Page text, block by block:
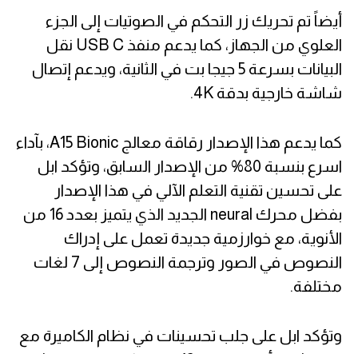
أيضاً تم تحريك زر التحكم في الصوتيات إلى الجزء
العلوي من الجهاز، كما يدعم منفذ USB C نقل
البيانات بسرعة 5 جيجا بت في الثانية، ويدعم إتصال
شاشة خارجية بدقة 4K.
كما يدعم هذا الإصدار رقاقة معالج A15 Bionic، بآداء
اسرع بنسبة 80% من الإصدار السابق، وتؤكد ابل
على تحسين تقنية التعلم الآلي في هذا الإصدار
بفضل محرك neural الجديد الذي يتميز بعدد 16 من
الأنوية، مع خوارزمية جديدة تعمل على إدراك
النصوص في الصور وترجمة النصوص إلى 7 لغات
مختلفة.
وتؤكد ابل على جلب تحسينات في نظام الكاميرة مع